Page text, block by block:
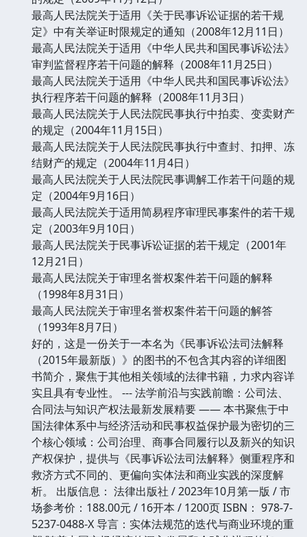
最高人民法院关于适用《关于民事诉讼证据的若干规
定》中有关举证时限规定的通知（2008年12月11日）
最高人民法院关于适用《中华人民共和国民事诉讼法》
审判监督程序若干问题的解释（2008年11月25日）
最高人民法院关于适用《中华人民共和国民事诉讼法》
执行程序若干问题的解释（2008年11月3日）
最高人民法院关于人民法院民事执行中拍卖、变卖财产
的规定（2004年11月15日）
最高人民法院关于人民法院民事执行中查封、扣押、冻
结财产的规定（2004年11月4日）
最高人民法院关于人民法院民事调解工作若干问题的规
定（2004年9月16日）
最高人民法院关于适用简易程序审理民事案件的若干规
定（2003年9月10日）
最高人民法院关于民事诉讼证据的若干规定（2001年
12月21日）
最高人民法院关于审理名誉权案件若干问题的解释
（1998年8月31日）
最高人民法院关于审理名誉权案件若干问题的解答
（1993年8月7日）
好的，这是一份关于一本名为《民事诉讼法司法解释
（2015年最新版）》的图书的不包含其内容的详细图
书简介，聚焦于其他相关领域的法律书籍，力求内容详
实且具有专业性。 --- 法学前沿与实践前瞻：公司法、
合同法与知识产权法最新发展精要 —— 本书聚焦于中
国法律体系中与经济活动和民事权益保护最为密切的三
个核心领域：公司治理、商事合同履行以及新兴的知识
产权保护，提供与《民事诉讼法司法解释》侧重程序和
救济方式不同的、更偏向实体法和商业实践的深度解
析。 出版信息： 法律出版社 / 2023年10月第一版 / 市
场参考价：188.00元 / 16开本 / 1200页 ISBN： 978-7-
5237-0488-X 导言：实体法规范的迭代与商业环境的重